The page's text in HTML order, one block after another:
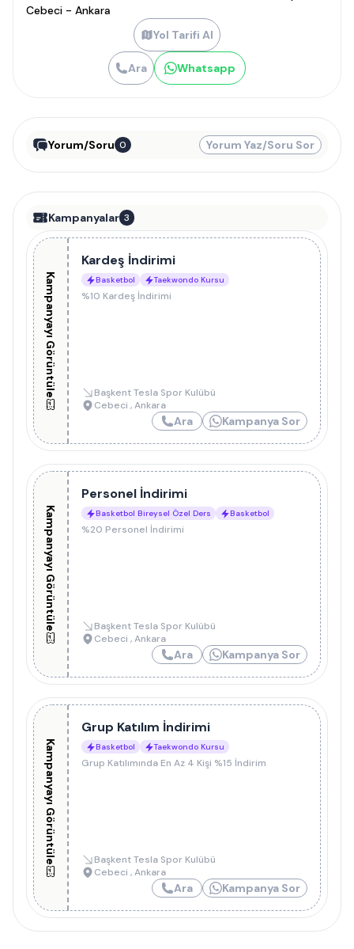
Cebeci - Ankara
Yol Tarifi Al
Ara Whatsapp
Yorum/Soru 0 Yorum Yaz/Soru Sor
Kampanyalar 3
Kampanyayı Görüntüle
Kardeş İndirimi
Basketbol Taekwondo Kursu
%10 Kardeş İndirimi
Başkent Tesla Spor Kulübü
Cebeci ,Ankara
Ara Kampanya Sor
Kampanyayı Görüntüle
Personel İndirimi
Basketbol Bireysel Özel Ders Basketbol
%20 Personel İndirimi
Başkent Tesla Spor Kulübü
Cebeci ,Ankara
Ara Kampanya Sor
Kampanyayı Görüntüle
Grup Katılım İndirimi
Basketbol Taekwondo Kursu
Grup Katılımında En Az 4 Kişi %15 İndirim
Başkent Tesla Spor Kulübü
Cebeci ,Ankara
Ara Kampanya Sor